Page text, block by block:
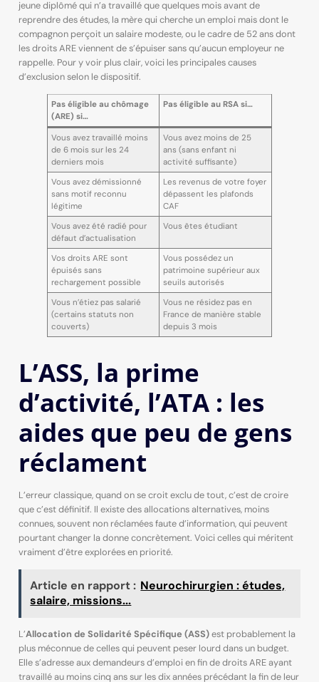
jeune diplômé qui n’a travaillé que quelques mois avant de
reprendre des études, la mère qui cherche un emploi mais dont le
compagnon perçoit un salaire modeste, ou le cadre de 52 ans dont
les droits ARE viennent de s’épuiser sans qu’aucun employeur ne
rappelle. Pour y voir plus clair, voici les principales causes
d’exclusion selon le dispositif.
Pas éligible au chômage
(ARE) si…
Pas éligible au RSA si…
Vous avez travaillé moins
de 6 mois sur les 24
derniers mois
Vous avez moins de 25
ans (sans enfant ni
activité suffisante)
Vous avez démissionné
sans motif reconnu
légitime
Les revenus de votre foyer
dépassent les plafonds
CAF
Vous avez été radié pour
défaut d’actualisation
Vous êtes étudiant
Vos droits ARE sont
épuisés sans
rechargement possible
Vous possédez un
patrimoine supérieur aux
seuils autorisés
Vous n’étiez pas salarié
(certains statuts non
couverts)
Vous ne résidez pas en
France de manière stable
depuis 3 mois
L’ASS, la prime
d’activité, l’ATA : les
aides que peu de gens
réclament
L’erreur classique, quand on se croit exclu de tout, c’est de croire
que c’est définitif. Il existe des allocations alternatives, moins
connues, souvent non réclamées faute d’information, qui peuvent
pourtant changer la donne concrètement. Voici celles qui méritent
vraiment d’être explorées en priorité.
Article en rapport : Neurochirurgien : études,
salaire, missions...
L’Allocation de Solidarité Spécifique (ASS)est probablement la
plus méconnue de celles qui peuvent peser lourd dans un budget.
Elle s’adresse aux demandeurs d’emploi en fin de droits ARE ayant
travaillé au moins cinq ans sur les dix années précédant la fin de leur